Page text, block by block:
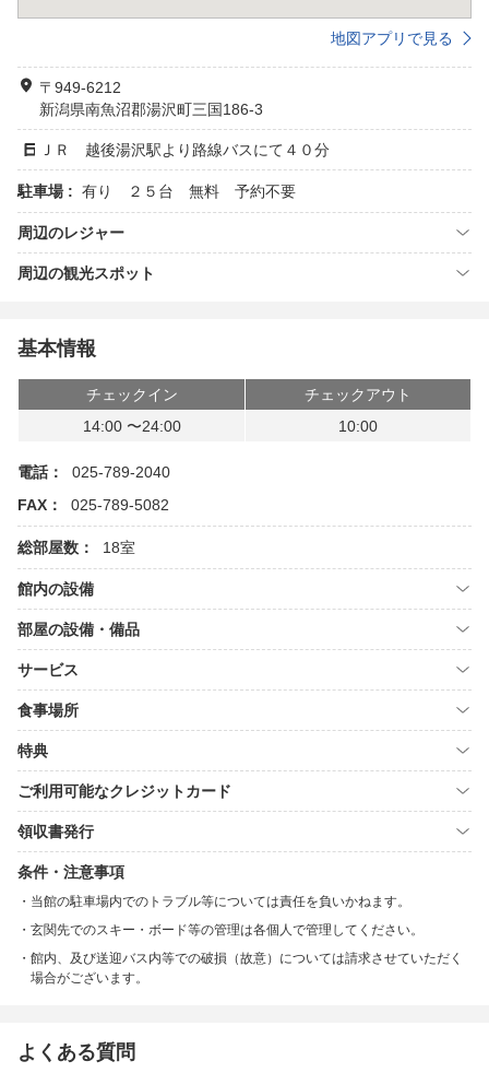
地図アプリで見る
〒949-6212
新潟県南魚沼郡湯沢町三国186-3
ＪＲ 越後湯沢駅より路線バスにて４０分
駐車場 : 有り ２５台 無料 予約不要
周辺のレジャー
周辺の観光スポット
基本情報
チェックイン
チェックアウト
14:00 〜24:00
10:00
電話：
025-789-2040
FAX：
025-789-5082
総部屋数： 18室
館内の設備
部屋の設備・備品
サービス
食事場所
特典
ご利用可能なクレジットカード
領収書発行
条件・注意事項
当館の駐車場内でのトラブル等については責任を負いかねます。
玄関先でのスキー・ボード等の管理は各個人で管理してください。
館内、及び送迎バス内等での破損（故意）については請求させていただく
場合がございます。
よくある質問